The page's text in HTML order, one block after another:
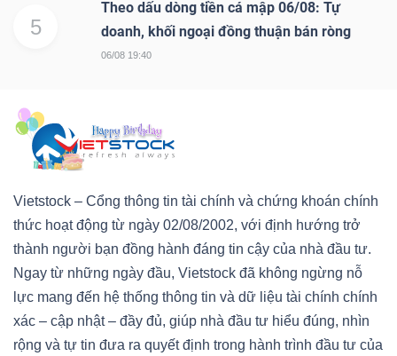
5
Theo dấu dòng tiền cá mập 06/08: Tự
doanh, khối ngoại đồng thuận bán ròng
06/08 19:40
Vietstock – Cổng thông tin tài chính và chứng khoán chính
thức hoạt động từ ngày 02/08/2002, với định hướng trở
thành người bạn đồng hành đáng tin cậy của nhà đầu tư.
Ngay từ những ngày đầu, Vietstock đã không ngừng nỗ
lực mang đến hệ thống thông tin và dữ liệu tài chính chính
xác – cập nhật – đầy đủ, giúp nhà đầu tư hiểu đúng, nhìn
rộng và tự tin đưa ra quyết định trong hành trình đầu tư của
cụ
đầu